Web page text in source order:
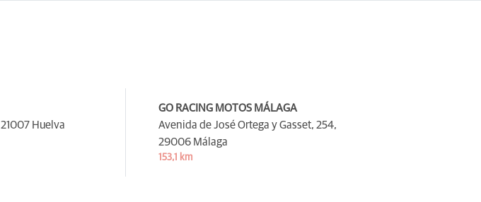
21007 Huelva
GO RACING MOTOS MÁLAGA
Avenida de José Ortega y Gasset, 254,
29006 Málaga
153,1 km